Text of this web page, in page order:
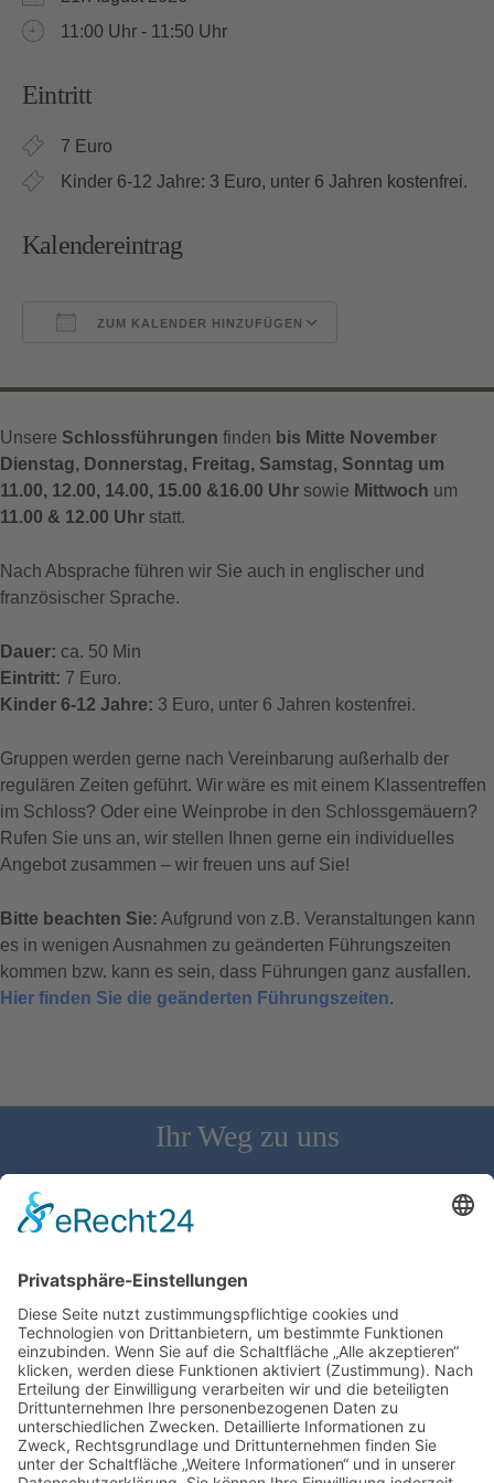
11:00 Uhr - 11:50 Uhr
Eintritt
7 Euro
Kinder 6-12 Jahre: 3 Euro, unter 6 Jahren kostenfrei.
Kalendereintrag
ZUM KALENDER HINZUFÜGEN
Unsere Schlossführungen finden bis Mitte November
Dienstag, Donnerstag, Freitag, Samstag, Sonntag um
11.00, 12.00, 14.00, 15.00 &16.00 Uhr sowie Mittwoch um
11.00 & 12.00 Uhr statt.
Nach Absprache führen wir Sie auch in englischer und
französischer Sprache.
Dauer: ca. 50 Min
Eintritt: 7 Euro.
Kinder 6-12 Jahre: 3 Euro, unter 6 Jahren kostenfrei.
Gruppen werden gerne nach Vereinbarung außerhalb der
regulären Zeiten geführt. Wir wäre es mit einem Klassentreffen
im Schloss? Oder eine Weinprobe in den Schlossgemäuern?
Rufen Sie uns an, wir stellen Ihnen gerne ein individuelles
Angebot zusammen – wir freuen uns auf Sie!
Bitte beachten Sie: Aufgrund von z.B. Veranstaltungen kann
es in wenigen Ausnahmen zu geänderten Führungszeiten
kommen bzw. kann es sein, dass Führungen ganz ausfallen.
Hier finden Sie die geänderten Führungszeiten.
Ihr Weg zu uns
Schloss Bürgeln, 79418 Schliengen | Telefon: 07626/237 | E-
Mail: direktion@schlossbuergeln.de
Wir benötigen Ihre Zustimmung, um den
Google Maps-Service zu laden!
Wir verwenden einen Service eines
Drittanbieters, um Karteninhalte einzubetten.
Dieser Service kann Daten zu Ihren Aktivitäten
sammeln. Bitte lesen Sie die Details durch und
stimmen Sie der Nutzung des Service zu, um